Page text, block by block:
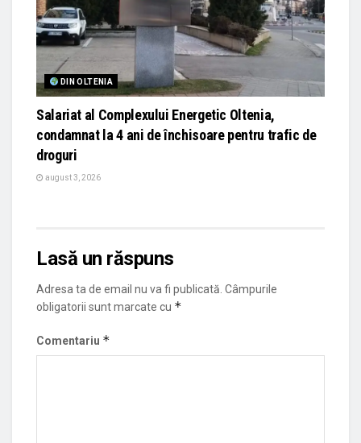
DIN OLTENIA
Salariat al Complexului Energetic Oltenia,
condamnat la 4 ani de închisoare pentru trafic de
droguri
august 3, 2026
Lasă un răspuns
Adresa ta de email nu va fi publicată. Câmpurile
obligatorii sunt marcate cu *
Comentariu *